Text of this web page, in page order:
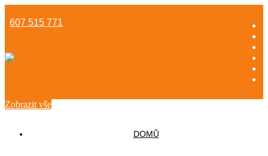
607 515 771
Zobrazit vše
DOMŮ